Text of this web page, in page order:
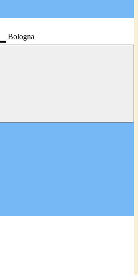
Bologna